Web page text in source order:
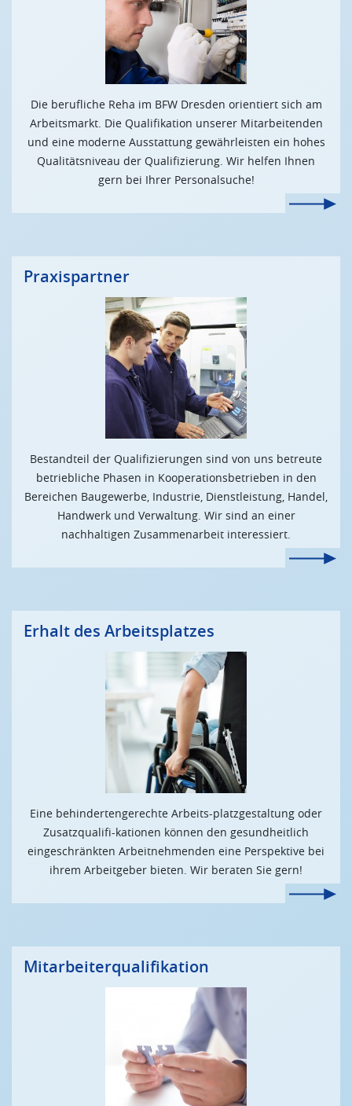
Die berufliche Reha im BFW Dresden orientiert sich am
Arbeitsmarkt. Die Qualifikation unserer Mitarbeitenden
und eine moderne Ausstattung gewährleisten ein hohes
Qualitätsniveau der Qualifizierung. Wir helfen Ihnen
gern bei Ihrer Personalsuche!
Praxispartner
Bestandteil der Qualifizierungen sind von uns betreute
betriebliche Phasen in Kooperationsbetrieben in den
Bereichen Baugewerbe, Industrie, Dienstleistung, Handel,
Handwerk und Verwaltung. Wir sind an einer
nachhaltigen Zusammenarbeit interessiert.
Erhalt des Arbeitsplatzes
Eine behindertengerechte Arbeits-platzgestaltung oder
Zusatzqualifi-kationen können den gesundheitlich
eingeschränkten Arbeitnehmenden eine Perspektive bei
ihrem Arbeitgeber bieten. Wir beraten Sie gern!
Mitarbeiterqualifikation